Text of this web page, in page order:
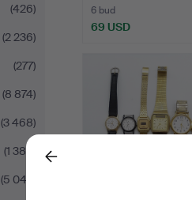
(426)
(2 236)
(277)
(8 874)
(3 468)
(1 384)
(5 042)
6 bud
69 USD
Back